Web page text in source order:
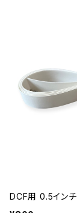
DCF用 0.5イン